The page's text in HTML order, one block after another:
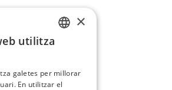
×
utilitza
galetes per millorar
En utilitzar el